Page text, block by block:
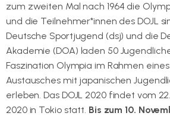
zum zweiten Mal nach 1964 die
und die Teilnehmer*innen des DOJL
Deutsche Sportjugend (dsj) und die
Akademie (DOA) laden 50
Faszination Olympia im Rahmen
Austausches mit japanischen
erleben. Das DOJL 2020 findet vom
2020 in Tokio statt. Bis zum 10.